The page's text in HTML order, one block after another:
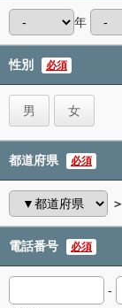
年
性別 必須
男 女
都道府県 必須
＞
電話番号 必須
-